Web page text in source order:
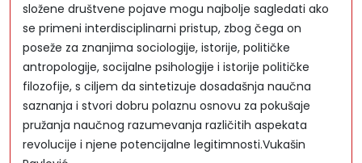
složene društvene pojave mogu najbolje sagledati ako
se primeni interdisciplinarni pristup, zbog čega on
poseže za znanjima sociologije, istorije, političke
antropologije, socijalne psihologije i istorije političke
filozofije, s ciljem da sintetizuje dosadašnja naučna
saznanja i stvori dobru polaznu osnovu za pokušaje
pružanja naučnog razumevanja različitih aspekata
revolucije i njene potencijalne legitimnosti.Vukašin